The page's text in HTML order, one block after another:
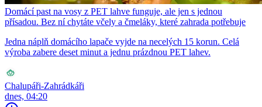
Domácí past na vosy z PET lahve funguje, ale jen s jednou
přísadou. Bez ní chytáte včely a čmeláky, které zahrada potřebuje
Jedna náplň domácího lapače vyjde na necelých 15 korun. Celá
výroba zabere deset minut a jednu prázdnou PET lahev.
Chalupáři-Zahrádkáři
dnes, 04:20